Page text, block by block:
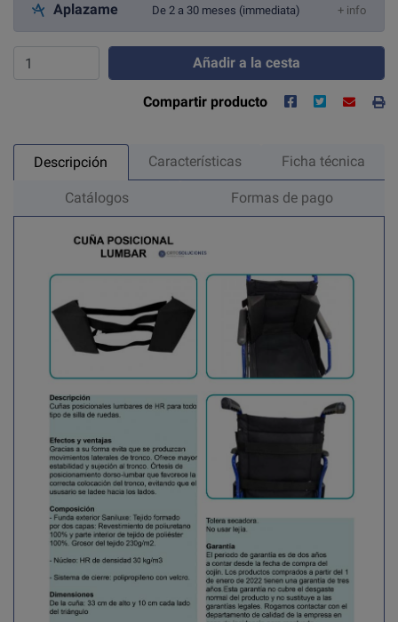
Aplazame De 2 a 30 meses (immediata) + info
Añadir a la cesta
Compartir producto
Descripción Características Ficha técnica
Catálogos Formas de pago